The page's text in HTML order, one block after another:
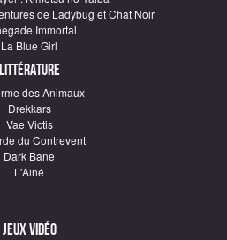
de Ladybug et Chat Noir
Immortal
La Blue Girl
Littérature
des Animaux
Drekkars
Vae Victis
du Contrevent
Dark Bane
L'Ainé
Jeux vidéo